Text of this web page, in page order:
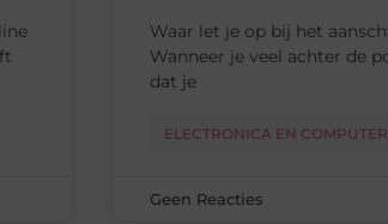
Waar let je op bij het
Wanneer je veel achter de
dat je
ELECTRONICA EN
Geen Reacties